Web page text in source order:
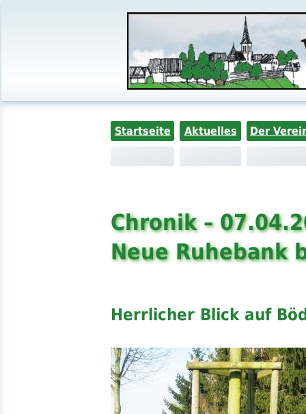
Startseite Aktuelles Der
Chronik –
Neue Ruhebank
Herrlicher Blick auf